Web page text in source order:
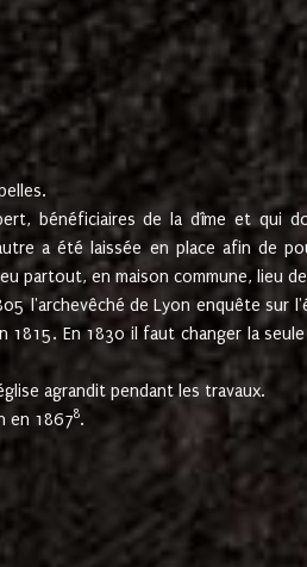
bénéficiaires de la dîme et qui
a été laissée en place afin de
partout, en maison commune, lieu
l'archevêché de Lyon enquête sur
En 1830 il faut changer la
agrandit pendant les travaux.
en 18678.